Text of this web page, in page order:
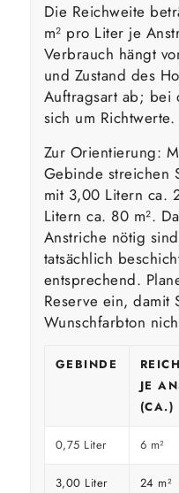
Die Reichweite
m² pro Liter je
Verbrauch hängt
und Zustand des
Auftragsart ab; bei
sich um Richtwerte.
Zur Orientierung:
Gebinde streichen
mit 3,00 Litern ca.
Litern ca. 80 m².
Anstriche nötig
tatsächlich
entsprechend.
Reserve ein, damit
Wunschfarbton
GEBINDE
JE
(CA.)
0,75 Liter 6 m²
3,00 Liter 24 m²